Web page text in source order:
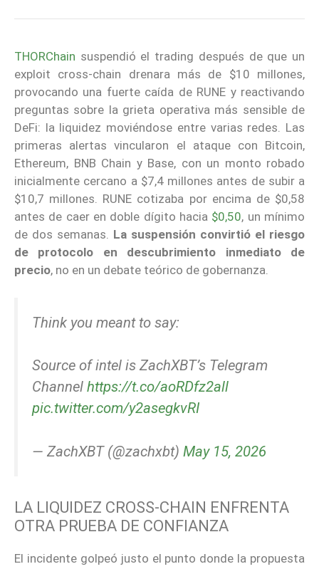
THORChain suspendió el trading después de que un
exploit cross-chain drenara más de $10 millones,
provocando una fuerte caída de RUNE y reactivando
preguntas sobre la grieta operativa más sensible de
DeFi: la liquidez moviéndose entre varias redes. Las
primeras alertas vincularon el ataque con Bitcoin,
Ethereum, BNB Chain y Base, con un monto robado
inicialmente cercano a $7,4 millones antes de subir a
$10,7 millones. RUNE cotizaba por encima de $0,58
antes de caer en doble dígito hacia $0,50, un mínimo
de dos semanas. La suspensión convirtió el riesgo
de protocolo en descubrimiento inmediato de
precio, no en un debate teórico de gobernanza.
Think you meant to say:
Source of intel is ZachXBT’s Telegram
Channel https://t.co/aoRDfz2all
pic.twitter.com/y2asegkvRI
— ZachXBT (@zachxbt) May 15, 2026
LA LIQUIDEZ CROSS-CHAIN ENFRENTA
OTRA PRUEBA DE CONFIANZA
El incidente golpeó justo el punto donde la propuesta